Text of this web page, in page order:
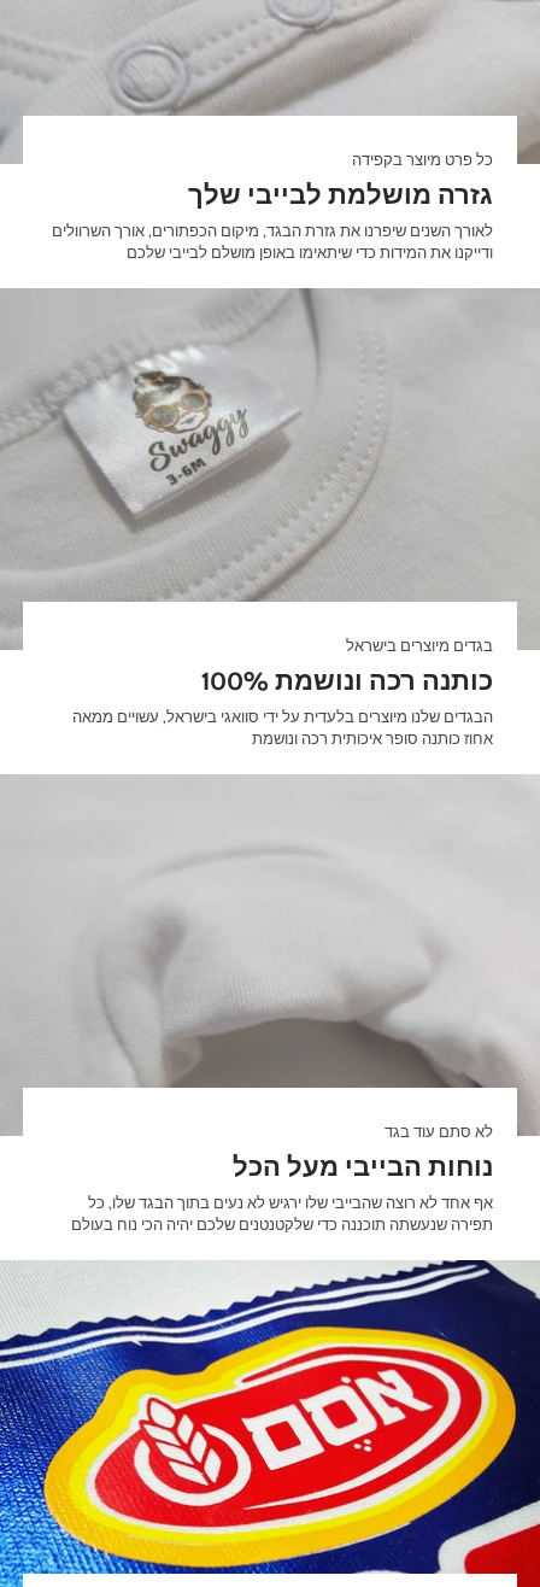
כל פרט מיוצר בקפידה
גזרה מושלמת לבייבי שלך
לאורך השנים שיפרנו את גזרת הבגד, מיקום הכפתורים, אורך השרוולים
ודייקנו את המידות כדי שיתאימו באופן מושלם לבייבי שלכם
בגדים מיוצרים בישראל
100% כותנה רכה ונושמת
הבגדים שלנו מיוצרים בלעדית על ידי סוואגי בישראל, עשויים ממאה
אחוז כותנה סופר איכותית רכה ונושמת
לא סתם עוד בגד
נוחות הבייבי מעל הכל
אף אחד לא רוצה שהבייבי שלו ירגיש לא נעים בתוך הבגד שלו, כל
תפירה שנעשתה תוכננה כדי שלקטנטנים שלכם יהיה הכי נוח בעולם